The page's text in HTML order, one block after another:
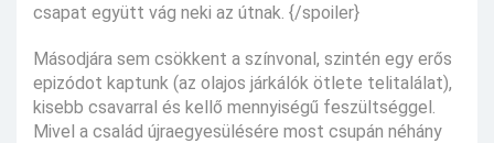
csapat együtt vág neki az útnak. {/spoiler}
Másodjára sem csökkent a színvonal, szintén egy erős
epizódot kaptunk (az olajos járkálók ötlete telitalálat),
kisebb csavarral és kellő mennyiségű feszültséggel.
Mivel a család újraegyesülésére most csupán néhány